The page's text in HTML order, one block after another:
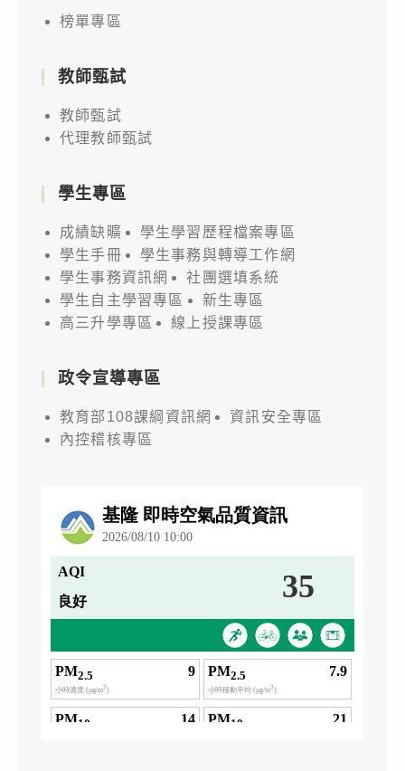
榜單專區
教師甄試
教師甄試
代理教師甄試
學生專區
成績缺曠
學生學習歷程檔案專區
學生手冊
學生事務與轉導工作網
學生事務資訊網
社團選填系統
學生自主學習專區
新生專區
高三升學專區
線上授課專區
政令宣導專區
教育部108課綱資訊網
資訊安全專區
內控稽核專區